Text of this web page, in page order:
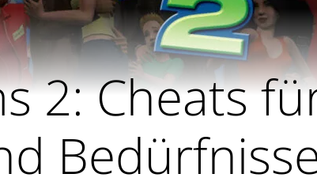
2: Cheats